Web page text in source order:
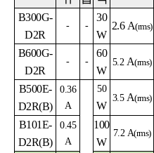
B300G-
D2R
- -
30
W
2.6 A(rms)
B600G-
D2R
- -
60
W
5.2 A(rms)
B500E-
D2R(B)
0.36
A
50
W
3.5 A(rms)
B101E-
D2R(B)
0.45
A
100
W
7.2 A(rms)